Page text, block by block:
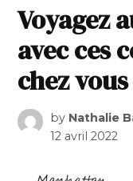
Voyagez
avec ces
chez vous
by Nathalie
12 avril 2022